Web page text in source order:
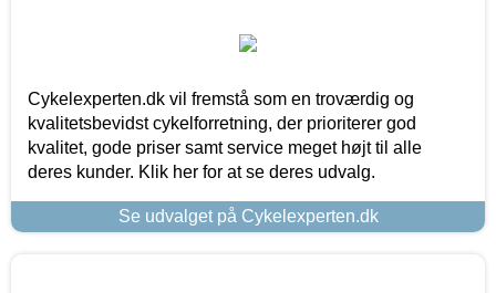
Cykelexperten.dk vil fremstå som en troværdig og
kvalitetsbevidst cykelforretning, der prioriterer god
kvalitet, gode priser samt service meget højt til alle
deres kunder. Klik her for at se deres udvalg.
Se udvalget på Cykelexperten.dk